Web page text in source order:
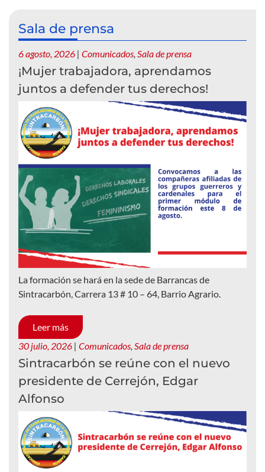
Sala de prensa
6 agosto, 2026 | Comunicados, Sala de prensa
¡Mujer trabajadora, aprendamos
juntos a defender tus derechos!
La formación se hará en la sede de Barrancas de
Sintracarbón, Carrera 13 # 10 – 64, Barrio Agrario.
Leer más
30 julio, 2026 | Comunicados Sala de prensa
Sintracarbón se reúne con el nuevo
presidente de Cerrejón, Edgar
Alfonso